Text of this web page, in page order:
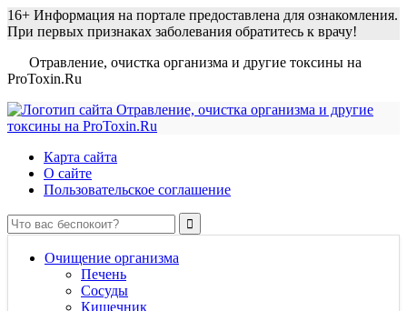
16+ Информация на портале предоставлена для ознакомления.
При первых признаках заболевания обратитесь к врачу!
Отравление, очистка организма и другие токсины на
ProToxin.Ru
Карта сайта
О сайте
Пользовательское соглашение
Очищение организма
Печень
Сосуды
Кишечник